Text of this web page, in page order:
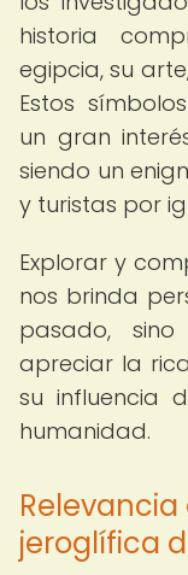
historia
egipcia, su
Estos
un gran
siendo un
y turistas por
Explorar y
nos brinda
pasado,
apreciar la
su influencia
humanidad.
jeroglífica